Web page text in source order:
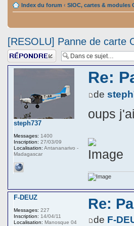
Index du forum ‹ SIOC, cartes & modules
[RESOLU] Panne de carte
Répondre
Re:
de
oups
steph737
Messages: 1400
Inscription: 27/03/09
Localisation: Antananarivo -
Madagascar
Re:
de F-
F-DEUZ
Messages: 227
Inscription: 14/04/11
Localisation: Manosque 04